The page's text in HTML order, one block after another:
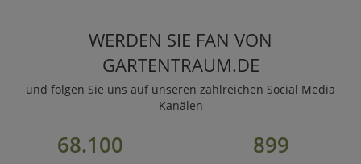
WERDEN SIE FAN VON
GARTENTRAUM.DE
und folgen Sie uns auf unseren zahlreichen Social Media
Kanälen
68.100 899